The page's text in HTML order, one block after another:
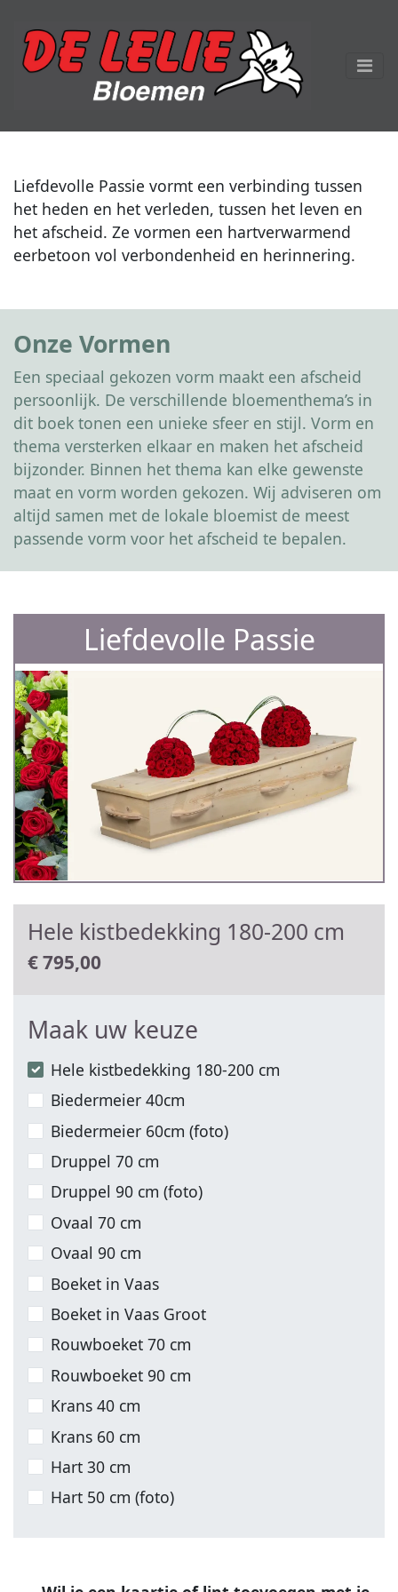
Liefdevolle Passie vormt een verbinding tussen
het heden en het verleden, tussen het leven en
het afscheid. Ze vormen een hartverwarmend
eerbetoon vol verbondenheid en herinnering.
Onze Vormen
Een speciaal gekozen vorm maakt een afscheid
persoonlijk. De verschillende bloementhema’s in
dit boek tonen een unieke sfeer en stijl. Vorm en
thema versterken elkaar en maken het afscheid
bijzonder. Binnen het thema kan elke gewenste
maat en vorm worden gekozen. Wij adviseren om
altijd samen met de lokale bloemist de meest
passende vorm voor het afscheid te bepalen.
Liefdevolle Passie
Hele kistbedekking 180-200 cm
€795,00
Maak uw keuze
Hele kistbedekking 180-200 cm
Biedermeier 40cm
Biedermeier 60cm (foto)
Druppel 70 cm
Druppel 90 cm (foto)
Ovaal 70 cm
Ovaal 90 cm
Boeket in Vaas
Boeket in Vaas Groot
Rouwboeket 70 cm
Rouwboeket 90 cm
Krans 40 cm
Krans 60 cm
Hart 30 cm
Hart 50 cm (foto)